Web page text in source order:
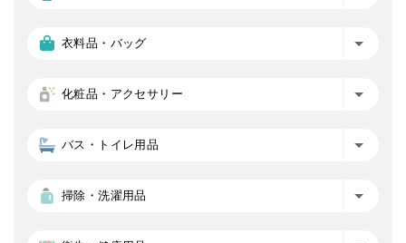
衣料品・バッグ
化粧品・アクセサリー
バス・トイレ用品
掃除・洗濯用品